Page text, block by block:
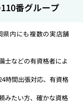
番グループ
内にも複数の実店舗
士などの有資格者によ
時間出張対応、有資格
みたい方、確かな資格